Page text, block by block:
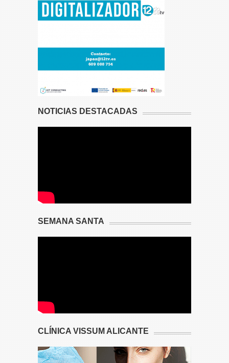
NOTICIAS DESTACADAS
SEMANA SANTA
CLÍNICA VISSUM ALICANTE